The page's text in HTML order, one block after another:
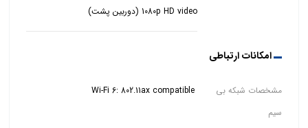
1080p HD video (دوربین پشت)
امکانات ارتباطی
مشخصات شبکه بی
سیم